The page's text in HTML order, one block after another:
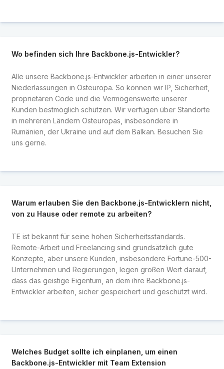
Wo befinden sich Ihre Backbone.js-Entwickler?
Alle unsere Backbone.js-Entwickler arbeiten in einer unserer
Niederlassungen in Osteuropa. So können wir IP, Sicherheit,
proprietären Code und die Vermögenswerte unserer
Kunden bestmöglich schützen. Wir verfügen über Standorte
in mehreren Ländern Osteuropas, insbesondere in
Rumänien, der Ukraine und auf dem Balkan. Besuchen Sie
uns gerne.
Warum erlauben Sie den Backbone.js-Entwicklern nicht,
von zu Hause oder remote zu arbeiten?
TE ist bekannt für seine hohen Sicherheitsstandards.
Remote-Arbeit und Freelancing sind grundsätzlich gute
Konzepte, aber unsere Kunden, insbesondere Fortune-500-
Unternehmen und Regierungen, legen großen Wert darauf,
dass das geistige Eigentum, an dem ihre Backbone.js-
Entwickler arbeiten, sicher gespeichert und geschützt wird.
Welches Budget sollte ich einplanen, um einen
Backbone.js-Entwickler mit Team Extension